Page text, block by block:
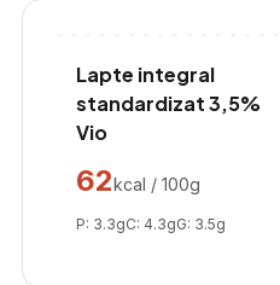
Lapte integral
standardizat 3,5%
Vio
62kcal / 100g
P: 3.3gC: 4.3gG: 3.5g